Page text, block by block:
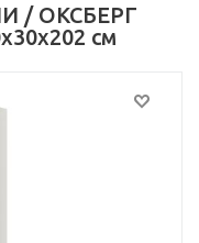
/ ОКСБЕРГ
см